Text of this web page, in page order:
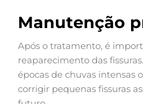
Manutenção
Após o tratamento, é
reaparecimento das
épocas de chuvas intensas
corrigir pequenas fissuras